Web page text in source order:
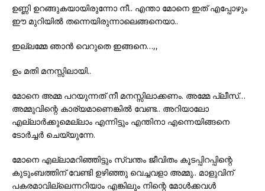
ഉണ്ണി ഉറങ്ങുകയായിരുന്നോ നീ.. എന്താ മോനെ ഇത് എപ്പോഴും
ഈ മുറിയിൽ തന്നെയിരുന്നാലെങ്ങനെയാ..
ഇല്ലമ്മേ ഞാൻ വെറുതെ ഇങ്ങനെ…,,
ഉം മതി മനസ്സിലായി..
മോനെ അമ്മ പറയുന്നത് നീ മനസ്സിലാക്കണം. അമ്മേ പ്ലീസ്…
അമ്മുവിന്റെ കാര്യമാണെങ്കിൽ വേണ്ട.. അറിയാലോ
എല്ലാർക്കുമെല്ലാം എന്നിട്ടും എന്തിനാ എന്നെയിങ്ങനെ
ടോർച്ചർ ചെയ്യുന്നേ.
മോനെ എല്ലാമറിഞ്ഞിട്ടും സ്വന്തം ജീവിതം കൂടപ്പിറപ്പിന്റെ
കുടുംബത്തിന് വേണ്ടി ഉഴിഞ്ഞു വെച്ചവളാ അമ്മു.. മാളുവിന്‌
പകരമാവില്ലെന്നറിയാം എങ്കിലും നിന്റെ മോൾക്കവൾ